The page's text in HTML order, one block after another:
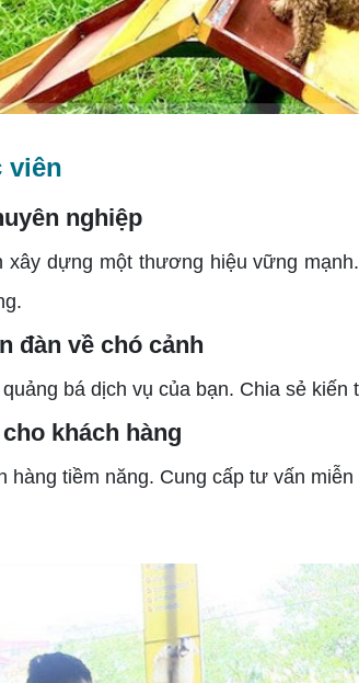
viên
nghiệp
dựng một thương hiệu vững mạnh.
đàn về chó cảnh
bá dịch vụ của bạn. Chia sẻ kiến
khách hàng
tiềm năng. Cung cấp tư vấn miễn